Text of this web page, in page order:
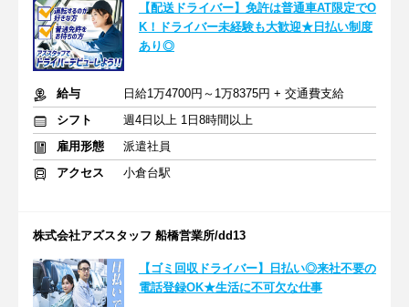
【配送ドライバー】免許は普通車AT限定でO
K！ドライバー未経験も大歓迎★日払い制度
あり◎
給与
日給1万4700円～1万8375円 + 交通費支給
シフト
週4日以上 1日8時間以上
雇用形態
派遣社員
アクセス
小倉台駅
株式会社アズスタッフ 船橋営業所/dd13
【ゴミ回収ドライバー】日払い◎来社不要の
電話登録OK★生活に不可欠な仕事